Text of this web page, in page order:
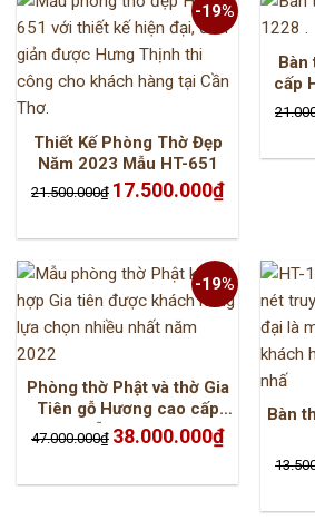
-19%
Thiết Kế Phòng Thờ Đẹp
Năm 2023 Mẫu HT-651
21.500.000₫ Giá
gốc
17.500.000₫Giá
hiện
17.500.000₫.
Bàn
cấp
-19%
Phòng thờ Phật và thờ Gia
Tiên gỗ Hương cao cấp
mẫu HT-606
47.000.000₫ Giá
gốc
38.000.000₫Giá
hiện
38.000.000₫.
Bàn